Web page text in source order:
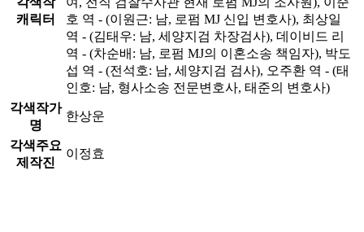
캐릭터
호 역 - (이원근: 남, 로펌 MJ 신입 변호사), 최상일
역 - (김태우: 남, 세양지검 차장검사), 데이비드 리
역 - (차순배: 남, 로펌 MJ의 이혼소송 책임자), 박도
섭 역 - (전석호: 남, 세양지검 검사), 오주환 역 - (태
인호: 남, 형사소송 전문변호사, 태준의 변호사)
각색작가
명
한상운
각색주요
제작진
이정효